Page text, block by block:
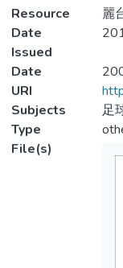
Resource
麗
Date
Issued
Date
URI
Subjects
足
Type
File(s)